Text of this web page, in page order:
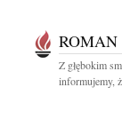
ROMAN
Z głębokim
informujemy,